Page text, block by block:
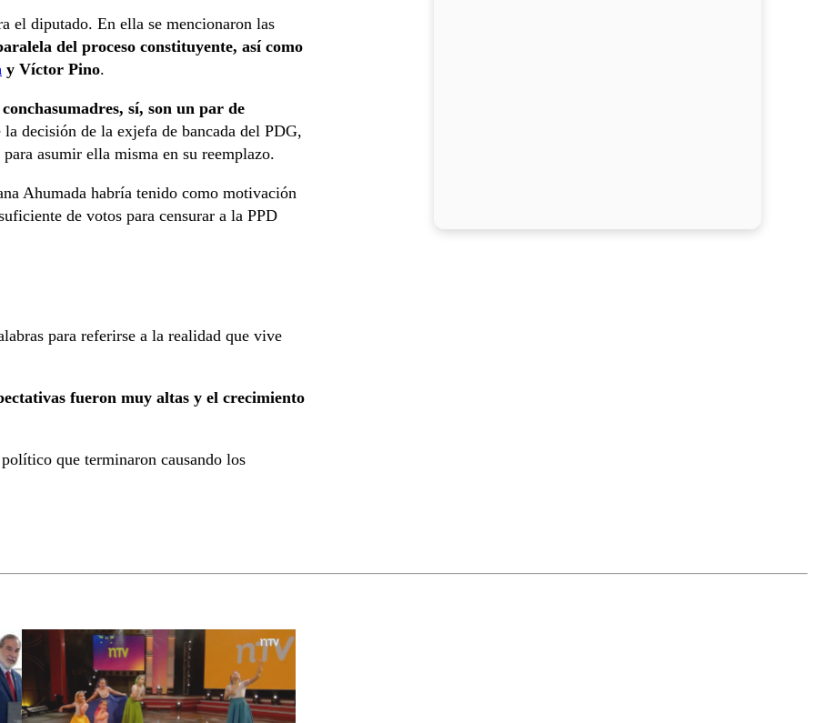
el diputado. En ella se mencionaron las
del proceso constituyente, así como
y Víctor Pino.
sí, son un par de
decisión de la exjefa de bancada del PDG,
asumir ella misma en su reemplazo.
Ahumada habría tenido como motivación
de votos para censurar a la PPD
para referirse a la realidad que vive
fueron muy altas y el crecimiento
que terminaron causando los